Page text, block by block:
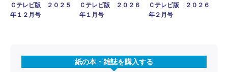
Ｃテレビ版 ２０２５
年１２月号
Ｃテレビ版 ２０２６
年１月号
Ｃテレビ版 ２０２６
年２月号
紙の本・雑誌を購入する